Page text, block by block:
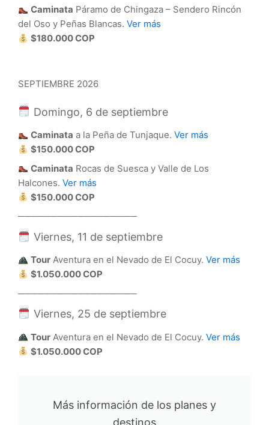
Caminata Páramo de Chingaza – Sendero Rincón
del Oso y Peñas Blancas. Ver más
$180.000 COP
SEPTIEMBRE 2026
Domingo, 6 de septiembre
Caminata a la Peña de Tunjaque.Ver más
$150.000 COP
Caminata Rocas de Suesca y Valle de Los
Halcones. Ver más
$150.000 COP
──────────────────
Viernes, 11 de septiembre
Tour Aventura en el Nevado de El Cocuy.Ver más
$1.050.000 COP
──────────────────
Viernes, 25 de septiembre
Tour Aventura en el Nevado de El Cocuy.Ver más
$1.050.000 COP
Más información de los planes y